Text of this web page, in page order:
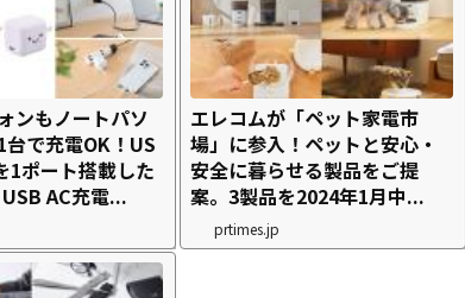
ンもノートパソ
台で充電OK！US
1ポート搭載した
AC充電...
エレコムが「ペット家電市
場」に参入！ペットと安心・
安全に暮らせる製品をご提
案。3製品を2024年1月中...
prtimes.jp